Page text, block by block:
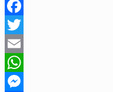
Facebook
Twitter
Email
WhatsApp